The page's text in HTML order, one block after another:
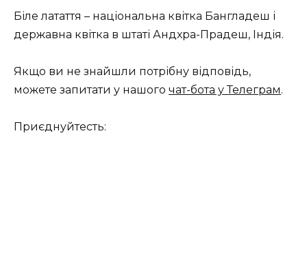
Біле латаття – ​​національна квітка Бангладеш і
державна квітка в штаті Андхра-Прадеш, Індія.
Якщо ви не знайшли потрібну відповідь,
можете запитати у нашого чат-бота у Телеграм.
Приєднуйтесть: